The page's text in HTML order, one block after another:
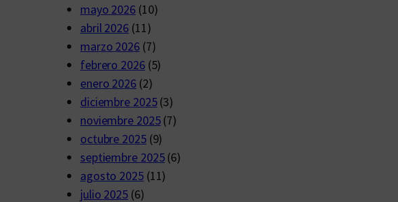
mayo 2026 (10)
abril 2026(11)
marzo 2026(7)
febrero 2026(5)
enero 2026(2)
diciembre 2025(3)
noviembre 2025(7)
octubre 2025(9)
septiembre 2025(6)
agosto 2025(11)
julio 2025(6)